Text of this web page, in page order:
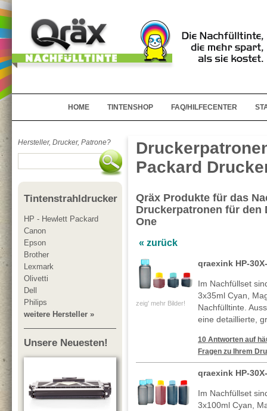
HOME TINTENSHOP FAQ/HILFECENTER
Hersteller, Drucker, Patrone?
Tintenstrahldrucker
HP - Hewlett Packard
Canon
Epson
Brother
Lexmark
Olivetti
Dell
Philips
weitere Hersteller »
Unsere Neuesten!
Packard
Qräx Produkte für das
Druckerpatronen für den
One
« zurück
zeig' mehr Bilder!
qraexink HP-
Im Nachfüllset
3x35ml Cyan,
Nachfülltinte.
eine detaillierte,
10 Antworten auf
Fragen zu Ihrem
qraexink HP-
Im Nachfüllset
3x100ml Cyan,